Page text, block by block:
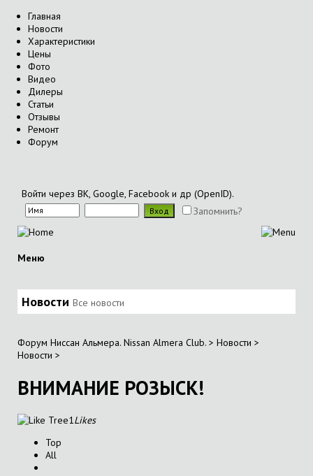
Главная
Новости
Характеристики
Цены
Фото
Видео
Дилеры
Статьи
Отзывы
Ремонт
Форум
Войти через ВК, Google, Facebook и др (OpenID).
Запомнить?
Меню
Новости Все новости
Форум Ниссан Альмера. Nissan Almera Club. > Новости >
Новости >
ВНИМАНИЕ РОЗЫСК!
1Likes
Top
All